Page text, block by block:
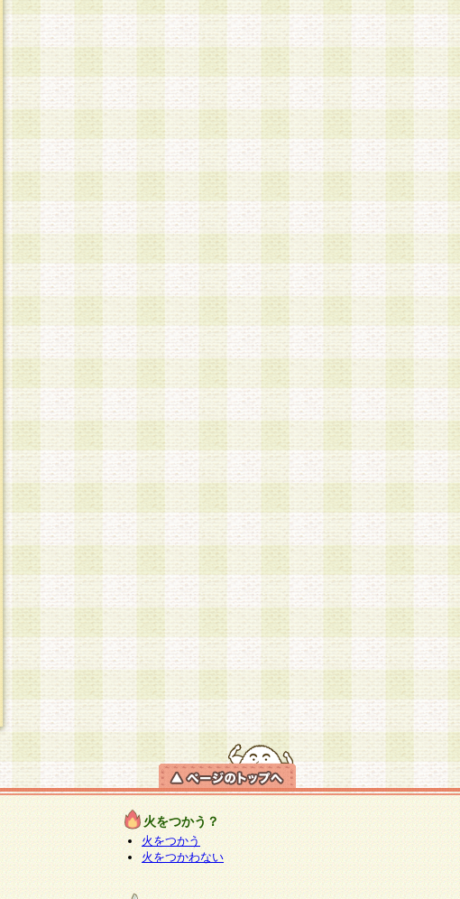
火をつかう？
火をつかう
火をつかわない